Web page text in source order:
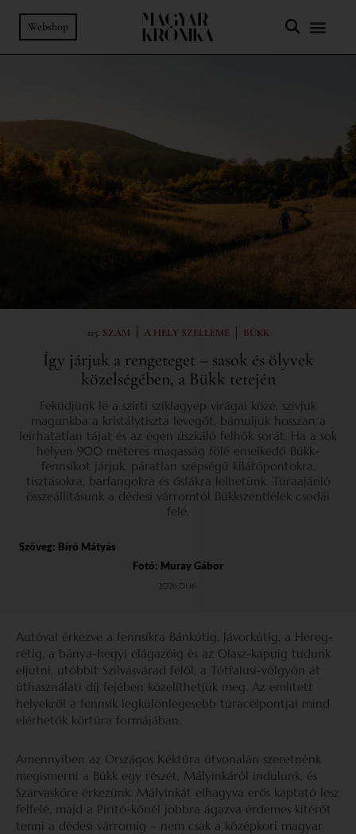
Webshop
115. SZÁM | A HELY SZELLEME | BÜKK
Így járjuk a rengeteget – sasok és ölyvek
közelségében, a Bükk tetején
Feküdjünk le a szirti sziklagyep virágai közé, szívjuk
magunkba a kristálytiszta levegőt, bámuljuk hosszan a
leírhatatlan tájat és az égen úszkáló felhők sorát. Ha a sok
helyen 900 méteres magasság fölé emelkedő Bükk-
fennsíkot járjuk, páratlan szépségű kilátópontokra,
tisztásokra, barlangokra és ősfákra lelhetünk. Túraajánló
összeállításunk a dédesi várromtól Bükkszentlélek csodái
felé.
Szöveg: Bíró Mátyás
Fotó: Muray Gábor
2026.01.16.
Autóval érkezve a fennsíkra Bánkútig, Jávorkútig, a Hereg-
rétig, a bánya-hegyi elágazóig és az Olasz-kapuig tudunk
eljutni, utóbbit Szilvásvárad felől, a Tótfalusi-völgyön át
úthasználati díj fejében közelíthetjük meg. Az említett
helyekről a fennsík legkülönlegesebb túracélpontjai mind
elérhetők körtúra formájában.
Amennyiben az Országos Kéktúra útvonalán szeretnénk
megismerni a Bükk egy részét, Mályinkáról indulunk, és
Szarvaskőre érkezünk. Mályinkát elhagyva erős kaptató lesz
felfelé, majd a Pirító-kőnél jobbra ágazva érdemes kitérőt
tenni a dédesi várromig – nem csak a középkori magyar